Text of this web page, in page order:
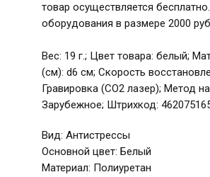
товар осуществляется
оборудования в размере 2000
Вес: 19 г.; Цвет товара: белый;
(см): d6 см; Скорость
Гравировка (CO2 лазер); Метод
Зарубежное; Штрихкод:
Вид: Антистрессы
Основной цвет: Белый
Материал: Полиуретан